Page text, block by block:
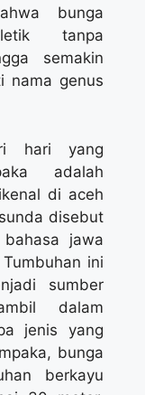
bunga
tanpa
semakin
nama genus
hari yang
adalah
di aceh
disebut
jawa
ini
sumber
dalam
jenis yang
bunga
berkayu